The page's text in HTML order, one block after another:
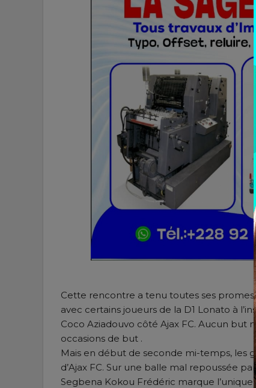
Cette rencontre a tenu toutes ses
avec certains joueurs de la D1 Lonato à
Coco Aziadouvo côté Ajax FC. Aucun but
occasions de but .
Mais en début de seconde mi-temps, les
d’Ajax FC. Sur une balle mal repoussée
Segbena Kokou Frédéric marque